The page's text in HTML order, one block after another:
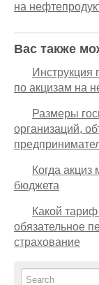
на
Вас также
Инструкция
по акцизам на
Размеры
организаций,
Когда акциз
бюджета
Какой
обязательное
страхование
Search